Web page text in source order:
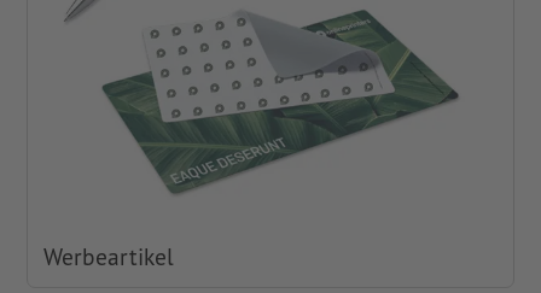
Werbeartikel